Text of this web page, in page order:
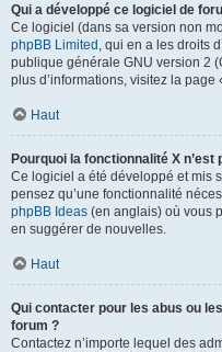
Qui a développé ce logiciel de
Ce logiciel (dans sa version non
phpBB Limited , qui en a les droits
publique générale GNU version 2
plus d’informations, visitez la page
Haut
Pourquoi la fonctionnalité X n’est
Ce logiciel a été développé et mis
pensez qu’une fonctionnalité
phpBB Ideas (en anglais) où vous
en suggérer de nouvelles.
Haut
Qui contacter pour les abus ou
forum ?
Contactez n’importe lequel des